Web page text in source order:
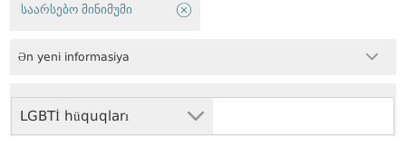
LGBTİ hüquqları
საარსებო მინიმუმი
Ən yeni informasiya